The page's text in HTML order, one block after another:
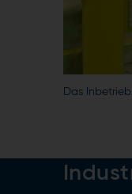
Das